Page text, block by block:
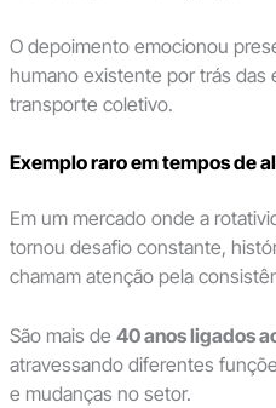
O depoimento emocionou
humano existente por trás das
transporte coletivo.
Exemplo raro em tempos de
Em um mercado onde a
tornou desafio constante,
chamam atenção pela
São mais de 40 anos ligados
atravessando diferentes
e mudanças no setor.